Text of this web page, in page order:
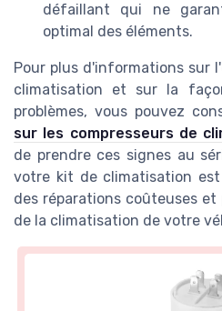
défaillant qui ne
optimal des éléments.
Pour plus d'informations sur
climatisation et sur la
problèmes, vous pouvez
sur les compresseurs de
de prendre ces signes au
votre kit de climatisation
des réparations coûteuses
de la climatisation de votre